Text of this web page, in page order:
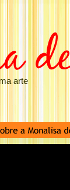
arte